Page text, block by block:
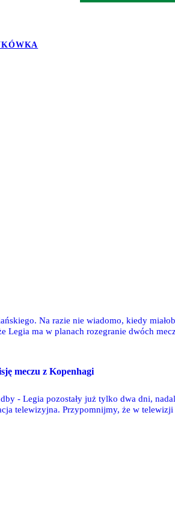
Na razie nie wiadomo, kiedy
Legia ma w planach rozegranie dwóch
meczu z Kopenhagi
- Legia pozostały już tylko dwa dni,
telewizyjna. Przypomnijmy, że w telewizji